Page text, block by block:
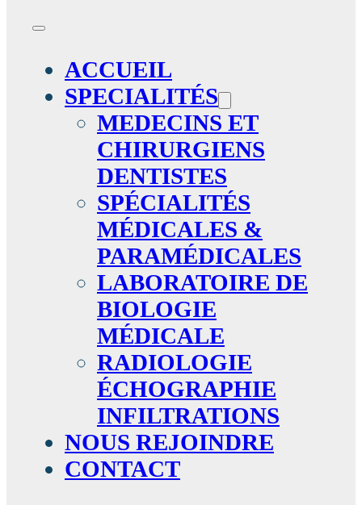
ACCUEIL
SPECIALITÉS
MEDECINS ET
CHIRURGIENS
DENTISTES
SPÉCIALITÉS
MÉDICALES &
PARAMÉDICALES
LABORATOIRE DE
BIOLOGIE
MÉDICALE
RADIOLOGIE
ÉCHOGRAPHIE
INFILTRATIONS
NOUS REJOINDRE
CONTACT